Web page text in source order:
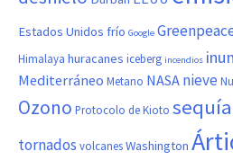
Estados Unidos frío Google
Himalaya huracanes iceberg incendios
Mediterráneo Metano NASA nieve
Ozono Protocolo de Kioto sequía
tornados volcanesWashington